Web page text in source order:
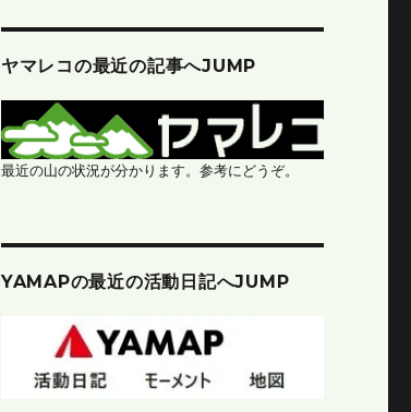
ヤマレコの最近の記事へJUMP
最近の山の状況が分かります。参考にどうぞ。
YAMAPの最近の活動日記へJUMP